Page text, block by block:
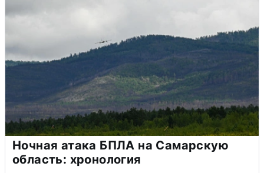
Ночная атака БПЛА на Самарскую
область: хронология